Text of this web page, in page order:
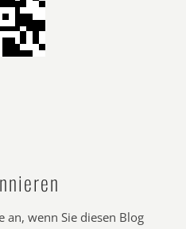
an, wenn Sie diesen Blog